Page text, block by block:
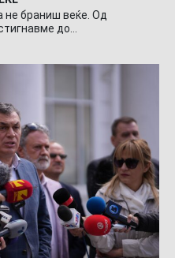
не браниш веќе. Од
до…